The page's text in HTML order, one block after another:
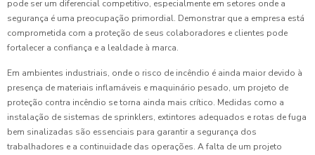
pode ser um diferencial competitivo, especialmente em setores onde a
segurança é uma preocupação primordial. Demonstrar que a empresa está
comprometida com a proteção de seus colaboradores e clientes pode
fortalecer a confiança e a lealdade à marca.
Em ambientes industriais, onde o risco de incêndio é ainda maior devido à
presença de materiais inflamáveis e maquinário pesado, um projeto de
proteção contra incêndio se torna ainda mais crítico. Medidas como a
instalação de sistemas de sprinklers, extintores adequados e rotas de fuga
bem sinalizadas são essenciais para garantir a segurança dos
trabalhadores e a continuidade das operações. A falta de um projeto